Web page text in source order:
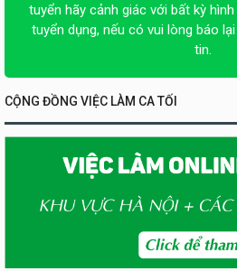
tuyển hãy cảnh giác với bất kỳ
tuyển dụng, nếu có vui lòng báo
tin.
CỘNG ĐỒNG VIỆC LÀM CA TỐI